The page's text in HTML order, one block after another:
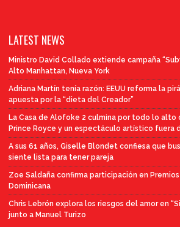
LATEST NEWS
Ministro David Collado extiende campaña
Alto Manhattan, Nueva York
Adriana Martín tenía razón: EEUU reforma la
apuesta por la “dieta del Creador”
La Casa de Alofoke 2 culmina por todo lo alto
Prince Royce y un espectáculo artístico fuera
A sus 61 años, Giselle Blondet confiesa que
siente lista para tener pareja
Zoe Saldaña confirma participación en Premios
Dominicana
Chris Lebrón explora los riesgos del amor en
junto a Manuel Turizo